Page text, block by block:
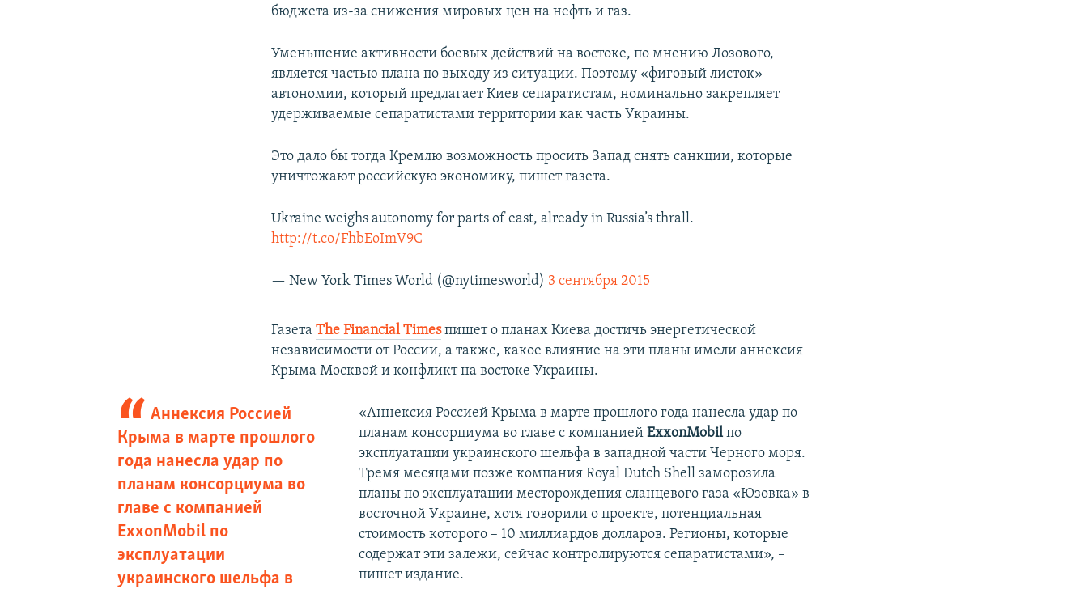
бюджета из-за снижения мировых цен на нефть и газ.
Уменьшение активности боевых действий на востоке, по мнению Лозового,
является частью плана по выходу из ситуации. Поэтому «фиговый листок»
автономии, который предлагает Киев сепаратистам, номинально закрепляет
удерживаемые сепаратистами территории как часть Украины.
Это дало бы тогда Кремлю возможность просить Запад снять санкции, которые
уничтожают российскую экономику, пишет газета.
Ukraine weighs autonomy for parts of east, already in Russia’s thrall.
http://t.co/FhbEoImV9C
— New York Times World (@nytimesworld) 3 сентября 2015
ГазетаThe Financial Timesпишет о планах Киева достичь энергетической
независимости от России, а также, какое влияние на эти планы имели аннексия
Крыма Москвой и конфликт на востоке Украины.
Аннексия Россией
Крыма в марте прошлого
года нанесла удар по
планам консорциума во
главе с компанией
ExxonMobil по
эксплуатации
украинского шельфа в
«Аннексия Россией Крыма в марте прошлого года нанесла удар по
планам консорциума во главе с компанией ExxonMobilпо
эксплуатации украинского шельфа в западной части Черного моря.
Тремя месяцами позже компания Royal Dutch Shell заморозила
планы по эксплуатации месторождения сланцевого газа «Юзовка» в
восточной Украине, хотя говорили о проекте, потенциальная
стоимость которого – 10 миллиардов долларов. Регионы, которые
содержат эти залежи, сейчас контролируются сепаратистами», –
пишет издание.